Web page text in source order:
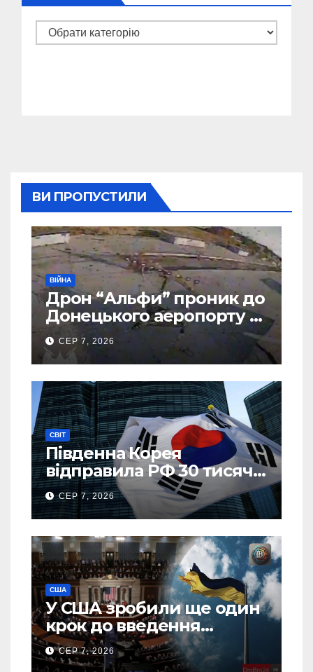
Категорії
ВИ ПРОПУСТИЛИ
ВІЙНА
Дрон “Альфи” проник до
Донецького аеропорту та
спалив “Шахед” ще до
запуску
СЕР 7, 2026
СВІТ
Південна Корея
відправила РФ 30 тисяч
тонн авіапалива
СЕР 7, 2026
США
У США зробили ще один
крок до введення
“пекельних санкцій”
проти Росії
СЕР 7, 2026